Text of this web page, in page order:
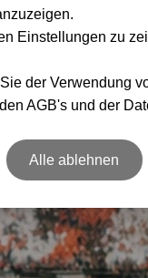
Einstellungen zu
der Verwendung
AGB's und der
Alle ablehnen